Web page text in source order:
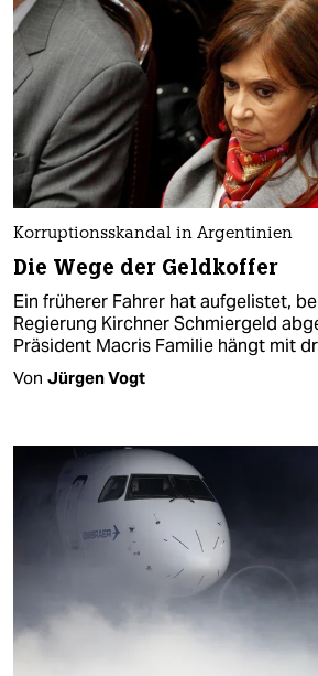
Korruptionsskandal in Argentinien
Die Wege der Geldkoffer
Ein früherer Fahrer hat aufgelistet,
Regierung Kirchner Schmiergeld
Präsident Macris Familie hängt mit
Von Jürgen Vogt